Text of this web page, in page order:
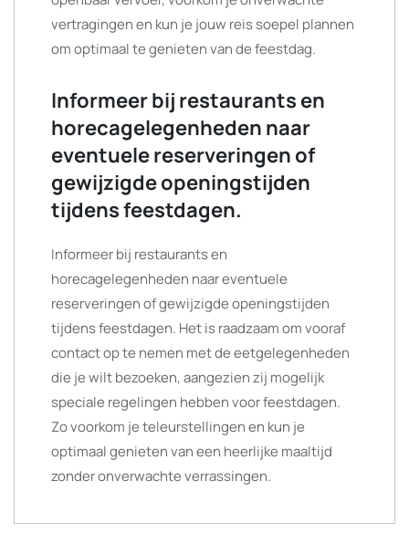
vertragingen en kun je jouw reis soepel plannen
om optimaal te genieten van de feestdag.
Informeer bij restaurants en
horecagelegenheden naar
eventuele reserveringen of
gewijzigde openingstijden
tijdens feestdagen.
Informeer bij restaurants en
horecagelegenheden naar eventuele
reserveringen of gewijzigde openingstijden
tijdens feestdagen. Het is raadzaam om vooraf
contact op te nemen met de eetgelegenheden
die je wilt bezoeken, aangezien zij mogelijk
speciale regelingen hebben voor feestdagen.
Zo voorkom je teleurstellingen en kun je
optimaal genieten van een heerlijke maaltijd
zonder onverwachte verrassingen.